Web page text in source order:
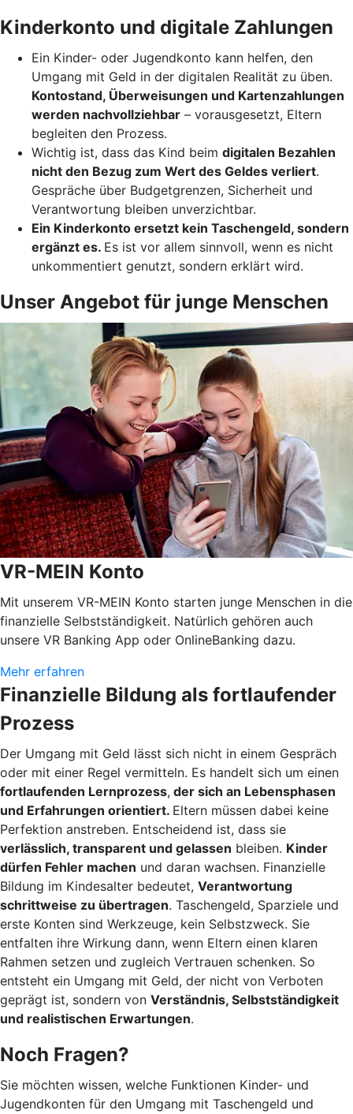
Kinderkonto und digitale Zahlungen
Ein Kinder- oder Jugendkonto kann helfen, den
Umgang mit Geld in der digitalen Realität zu üben.
Kontostand, Überweisungen und Kartenzahlungen
werden nachvollziehbar – vorausgesetzt, Eltern
begleiten den Prozess.
Wichtig ist, dass das Kind beim digitalen Bezahlen
nicht den Bezug zum Wert des Geldes verliert.
Gespräche über Budgetgrenzen, Sicherheit und
Verantwortung bleiben unverzichtbar.
Ein Kinderkonto ersetzt kein Taschengeld, sondern
ergänzt es. Es ist vor allem sinnvoll, wenn es nicht
unkommentiert genutzt, sondern erklärt wird.
Unser Angebot für junge Menschen
VR-MEIN Konto
Mit unserem VR-MEIN Konto starten junge Menschen in die
finanzielle Selbstständigkeit. Natürlich gehören auch
unsere VR Banking App oder OnlineBanking dazu.
Mehr erfahren
Finanzielle Bildung als fortlaufender
Prozess
Der Umgang mit Geld lässt sich nicht in einem Gespräch
oder mit einer Regel vermitteln. Es handelt sich um einen
fortlaufenden Lernprozess, der sich an Lebensphasen
und Erfahrungen orientiert. Eltern müssen dabei keine
Perfektion anstreben. Entscheidend ist, dass sie
verlässlich, transparent und gelassen bleiben. Kinder
dürfen Fehler machen und daran wachsen. Finanzielle
Bildung im Kindesalter bedeutet, Verantwortung
schrittweise zu übertragen. Taschengeld, Sparziele und
erste Konten sind Werkzeuge, kein Selbstzweck. Sie
entfalten ihre Wirkung dann, wenn Eltern einen klaren
Rahmen setzen und zugleich Vertrauen schenken. So
entsteht ein Umgang mit Geld, der nicht von Verboten
geprägt ist, sondern von Verständnis, Selbstständigkeit
und realistischen Erwartungen.
Noch Fragen?
Sie möchten wissen, welche Funktionen Kinder- und
Jugendkonten für den Umgang mit Taschengeld und